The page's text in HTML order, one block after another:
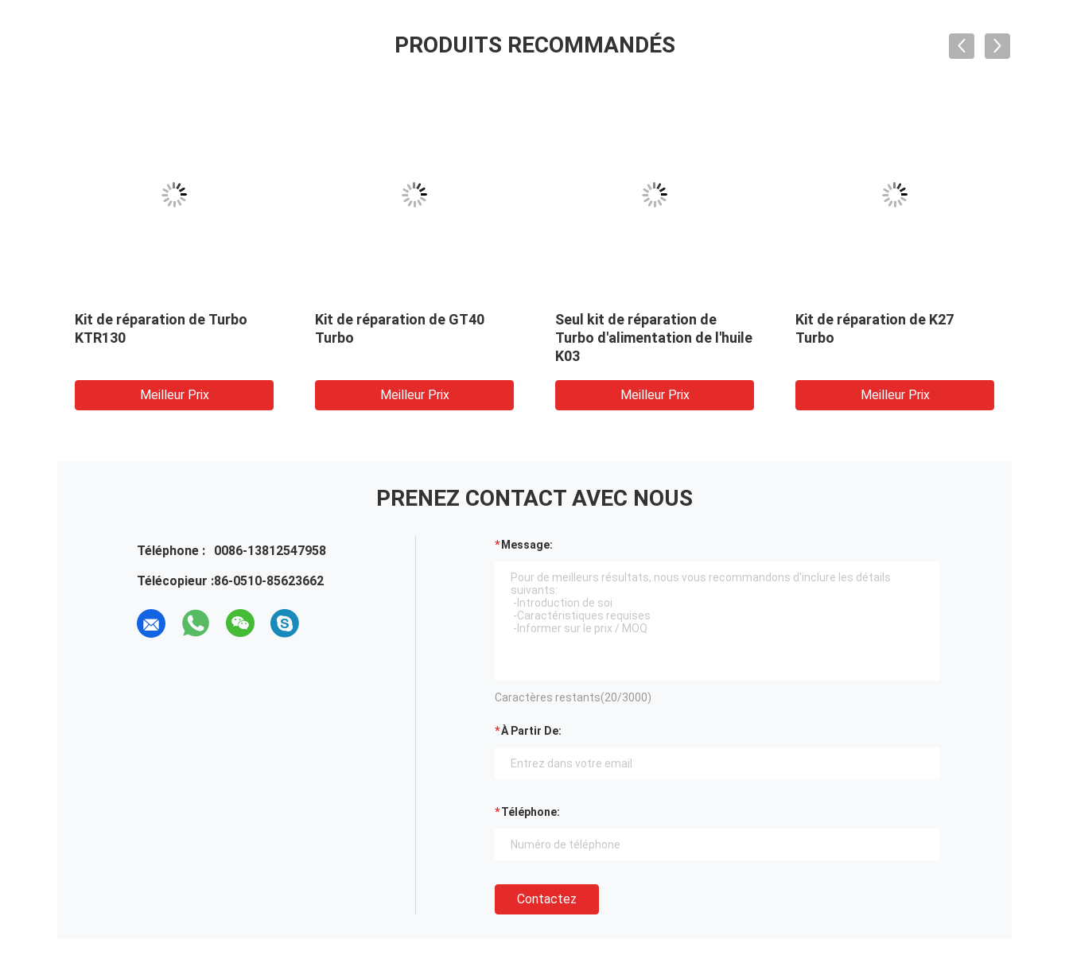
PRODUITS RECOMMANDÉS
Kit de réparation de Turbo
KTR130
Meilleur Prix
Kit de réparation de GT40
Turbo
Meilleur Prix
Seul kit de réparation de
Turbo d'alimentation de l'huile
K03
Meilleur Prix
Kit de réparation de K27
Turbo
Meilleur Prix
PRENEZ CONTACT AVEC NOUS
Téléphone :
0086-13812547958
Télécopieur :86-0510-85623662
Message:
Caractères restants(20/3000)
À Partir De:
Téléphone:
Contactez